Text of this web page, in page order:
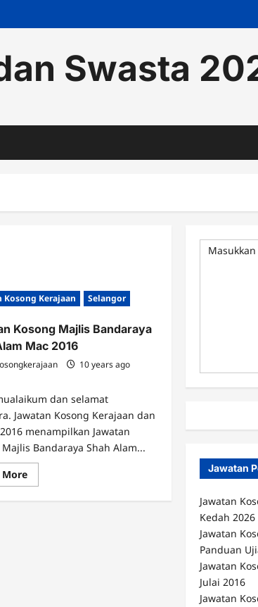
Swasta
Kosong Kerajaan Selangor
Kosong Majlis Bandaraya
Mac 2016
10 years ago
dan selamat
Jawatan Kosong Kerajaan dan
menampilkan Jawatan
Majlis Bandaraya Shah Alam...
MoreRead
more
Jawatan
Jawatan
Jawatan
Kedah 2026
Jawatan
Panduan
Jawatan
Julai 2016
Jawatan